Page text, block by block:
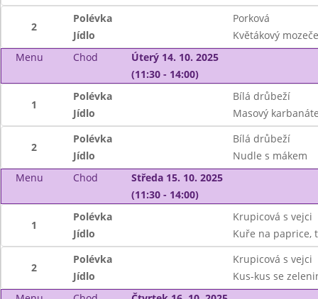
2
Polévka
Porková
Jídlo
Květákový
Menu
Chod
Úterý 14. 10. 2025
(11:30 - 14:00)
1
Polévka
Bílá drůbeží
Jídlo
Masový
2
Polévka
Bílá drůbeží
Jídlo
Nudle s mákem
Menu
Chod
Středa 15. 10. 2025
(11:30 - 14:00)
1
Polévka
Krupicová s vejci
Jídlo
Kuře na paprice,
2
Polévka
Krupicová s vejci
Jídlo
Kus-kus se